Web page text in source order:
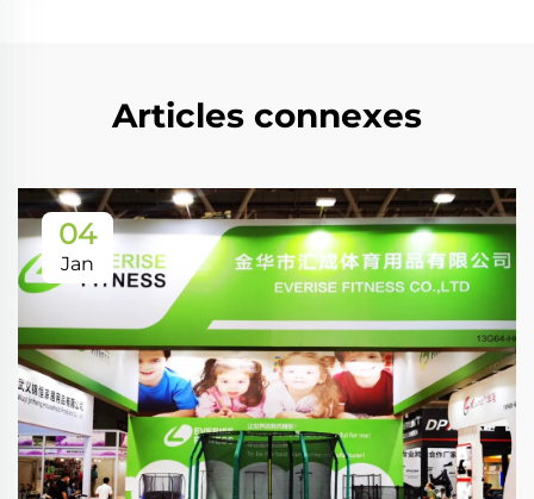
Articles connexes
04
Jan